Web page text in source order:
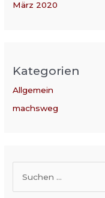
März 2020
Kategorien
Allgemein
machsweg